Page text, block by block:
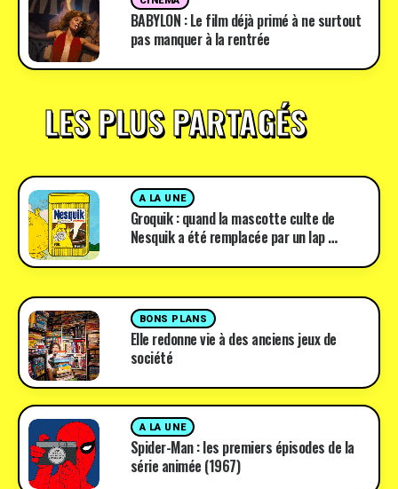
BABYLON : Le film déjà primé à ne surtout
pas manquer à la rentrée
LES PLUS PARTAGÉS
A LA UNE
Groquik : quand la mascotte culte de
Nesquik a été remplacée par un lap …
BONS PLANS
Elle redonne vie à des anciens jeux de
société
A LA UNE
Spider-Man : les premiers épisodes de la
série animée (1967)